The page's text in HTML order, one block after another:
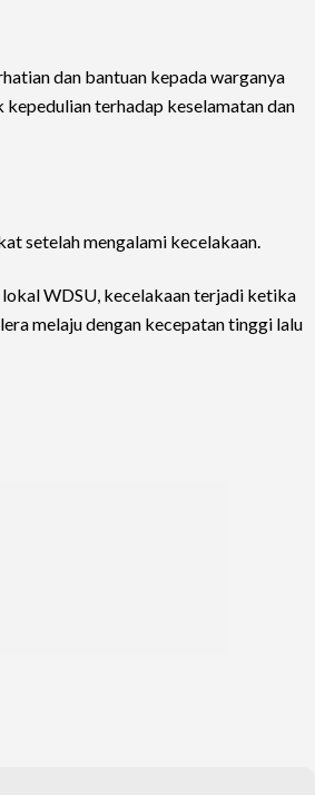
dan bantuan kepada warganya
terhadap keselamatan dan
setelah mengalami kecelakaan.
WDSU, kecelakaan terjadi ketika
melaju dengan kecepatan tinggi lalu